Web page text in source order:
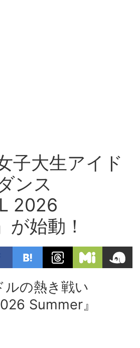
子大生アイド
ンス
2026
が始動！
ルの熱き戦い
Summer』